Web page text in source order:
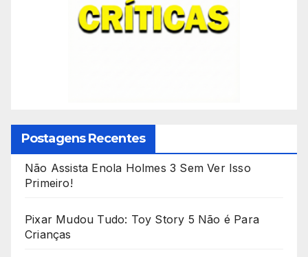
Postagens Recentes
Não Assista Enola Holmes 3 Sem Ver Isso
Primeiro!
Pixar Mudou Tudo: Toy Story 5 Não é Para
Crianças